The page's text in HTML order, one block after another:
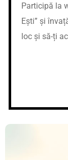
Pasul 4:
Atât pe
pui ceea ce
loc, adu-ți
Participă la
Ești” și
loc și să-ți